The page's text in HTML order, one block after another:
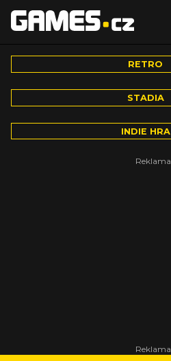
RETRO
STADIA
INDIE HRA